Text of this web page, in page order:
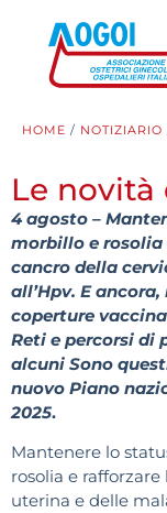
HOME / NOTIZIARIO
Le novità
4 agosto –
morbillo e rosolia
cancro della
all’Hpv. E
coperture
Reti e percorsi di
alcuni Sono
nuovo Piano
2025.
Mantenere lo
rosolia e
uterina e delle